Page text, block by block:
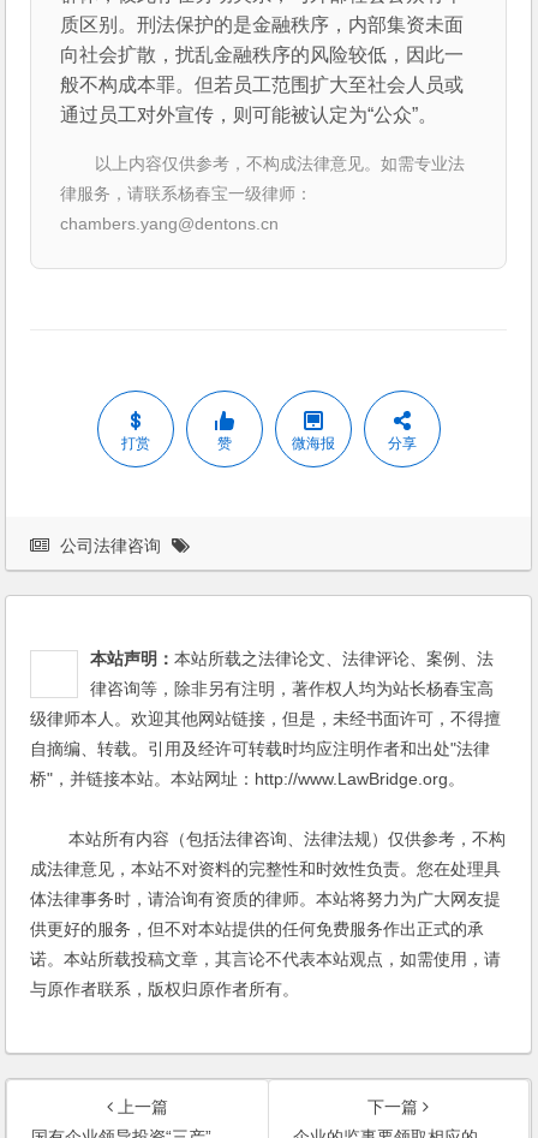
质区别。刑法保护的是金融秩序，内部集资未面
向社会扩散，扰乱金融秩序的风险较低，因此一
般不构成本罪。但若员工范围扩大至社会人员或
通过员工对外宣传，则可能被认定为“公众”。
以上内容仅供参考，不构成法律意见。如需专业法
律服务，请联系杨春宝一级律师：
chambers.yang@dentons.cn
打赏 赞 微海报 分享
公司法律咨询
本站声明：本站所载之法律论文、法律评论、案例、法
律咨询等，除非另有注明，著作权人均为站长杨春宝高
级律师本人。欢迎其他网站链接，但是，未经书面许可，不得擅
自摘编、转载。引用及经许可转载时均应注明作者和出处"法律
桥"，并链接本站。本站网址：http://www.LawBridge.org。
本站所有内容（包括法律咨询、法律法规）仅供参考，不构
成法律意见，本站不对资料的完整性和时效性负责。您在处理具
体法律事务时，请洽询有资质的律师。本站将努力为广大网友提
供更好的服务，但不对本站提供的任何免费服务作出正式的承
诺。本站所载投稿文章，其言论不代表本站观点，如需使用，请
与原作者联系，版权归原作者所有。
上一篇
下一篇